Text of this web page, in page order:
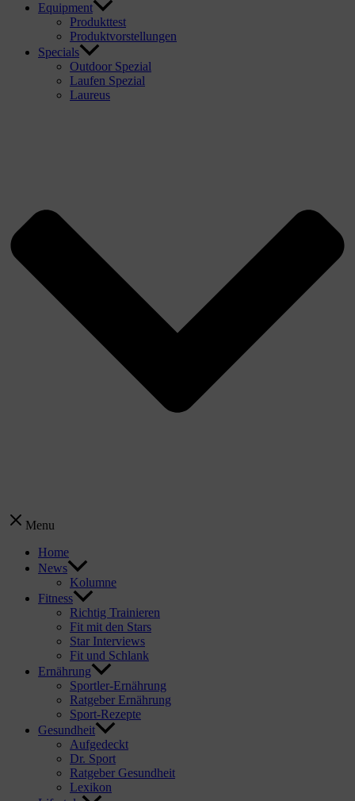
Equipment
Produkttest
Produktvorstellungen
Specials
Outdoor Spezial
Laufen Spezial
Laureus
Menu
Home
News
Kolumne
Fitness
Richtig Trainieren
Fit mit den Stars
Star Interviews
Fit und Schlank
Ernährung
Sportler-Ernährung
Ratgeber Ernährung
Sport-Rezepte
Gesundheit
Aufgedeckt
Dr. Sport
Ratgeber Gesundheit
Lexikon